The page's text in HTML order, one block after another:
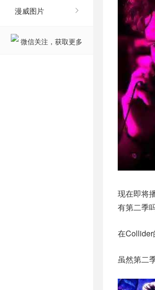
漫威图片
微信关注，获取更多
现在即将
有第二季
在Collider
虽然第二